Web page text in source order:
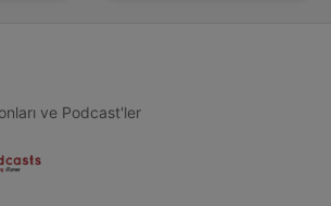
ve Podcast'ler